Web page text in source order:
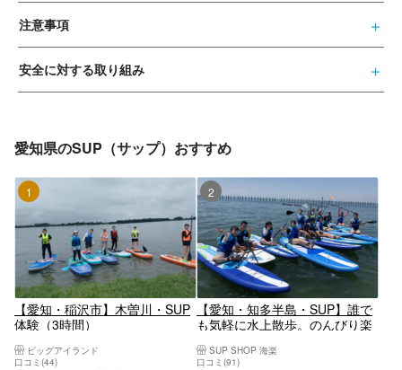
注意事項
安全に対する取り組み
愛知県のSUP（サップ）おすすめ
【愛知・稲沢市】木曽川・SUP
体験（3時間）
ビッグアイランド
口コミ(44)
2位
【愛知・知多半島・SUP】誰で
も気軽に水上散歩。のんびり楽
SUP SHOP 海楽
口コミ(91)